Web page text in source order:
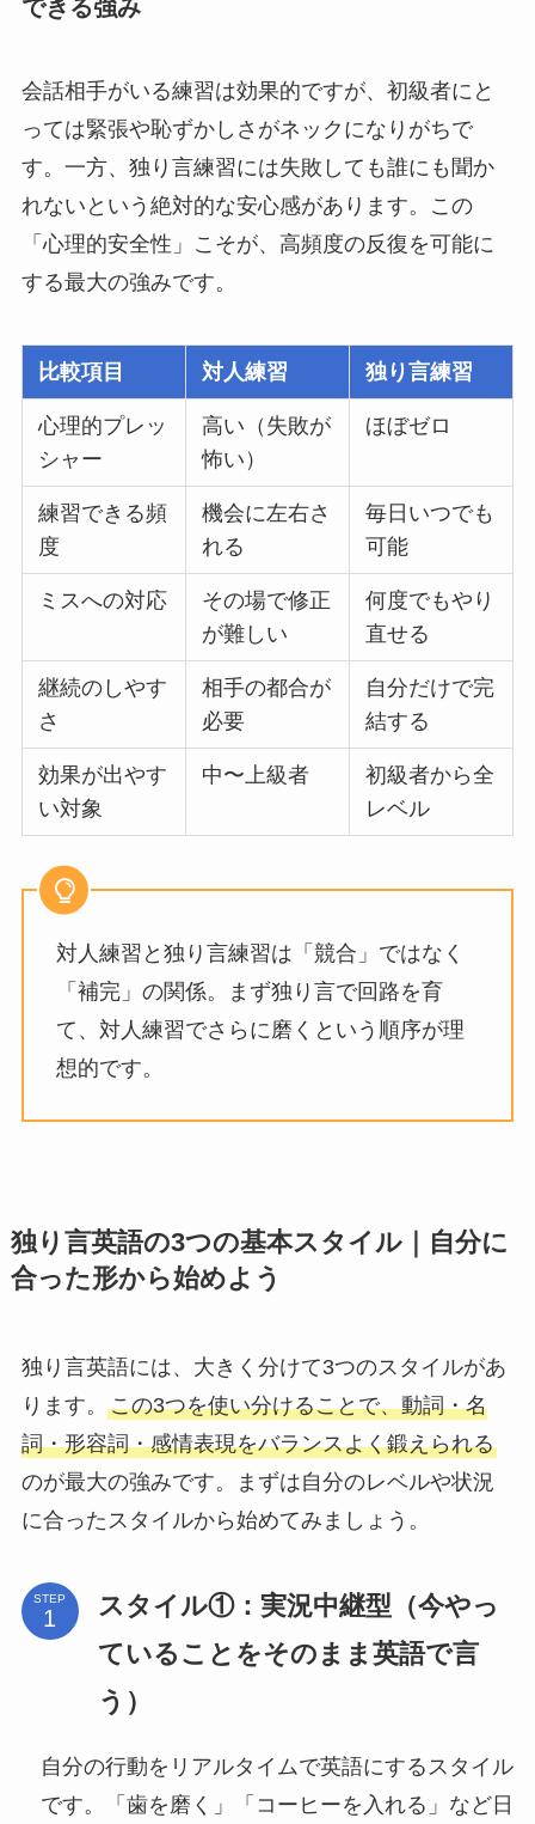
できる強み
会話相手がいる練習は効果的ですが、初級者にと
っては緊張や恥ずかしさがネックになりがちで
す。一方、独り言練習には失敗しても誰にも聞か
れないという絶対的な安心感があります。この
「心理的安全性」こそが、高頻度の反復を可能に
する最大の強みです。
比較項目 対人練習 独り言練習
心理的プレッ
シャー
高い（失敗が
怖い）
ほぼゼロ
練習できる頻
度
機会に左右さ
れる
毎日いつでも
可能
ミスへの対応
その場で修正
が難しい
何度でもやり
直せる
継続のしやす
さ
相手の都合が
必要
自分だけで完
結する
効果が出やす
い対象
中〜上級者
初級者から全
レベル
対人練習と独り言練習は「競合」ではなく
「補完」の関係。まず独り言で回路を育
て、対人練習でさらに磨くという順序が理
想的です。
独り言英語の3つの基本スタイル｜自分に
合った形から始めよう
独り言英語には、大きく分けて3つのスタイルがあ
ります。 この3つを使い分けることで、動詞・名
詞・形容詞・感情表現をバランスよく鍛えられる
のが最大の強みです。まずは自分のレベルや状況
に合ったスタイルから始めてみましょう。
STEP
スタイル①：実況中継型（今やっ
ていることをそのまま英語で言
う）
自分の行動をリアルタイムで英語にするスタイル
です。「歯を磨く」「コーヒーを入れる」など日